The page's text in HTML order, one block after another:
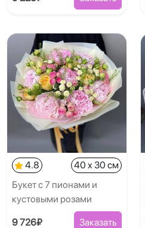
4.8
40 x 30 см
Букет с 7 пионами и
кустовыми розами
9 726₽ Заказать